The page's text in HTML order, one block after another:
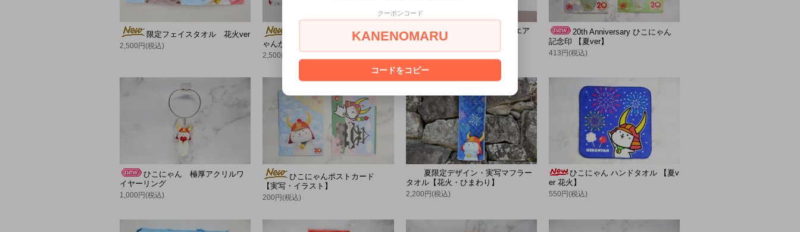
限定フェイスタオル 花火ver
2,500円(税込)
限定フェイスタオル ひこに
ゃんがいっぱい
2,500円(税込)
ひこにゃん ジュートスクエア
パイピングトート【M】
1,650円(税込)
20th Anniversary ひこにゃん
記念印 【夏ver】
413円(税込)
ひこにゃん 極厚アクリルワ
イヤーリング
1,000円(税込)
ひこにゃんポストカード
【実写・イラスト】
200円(税込)
夏限定デザイン・実写マフラー
タオル【花火・ひまわり】
2,200円(税込)
ひこにゃん ハンドタオル 【夏v
er 花火】
550円(税込)
クーポンコード
KANENOMARU
コードをコピー